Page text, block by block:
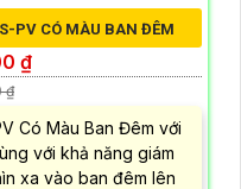
PV CÓ MÀU BAN ĐÊM
₫
₫
Có Màu Ban Đêm với
với khả năng giám
xa vào ban đêm lên